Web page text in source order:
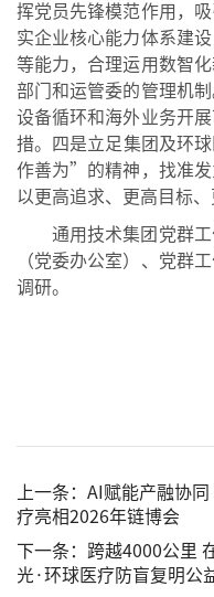
挥党员先锋模范作用，
实企业核心能力体系建
等能力，合理运用数智
部门和运管委的管理机制
设备循环和海外业务开
措。
四是立足集团及环
作善为”的精神，找准发
以更高追求、更高目标
通用技术集团党群
（党委办公室）、党群
调研。
上一条： AI赋能产融协
疗亮相2026年链博会
下一条： 跨越4000公里
光·环球医疗防盲复明公